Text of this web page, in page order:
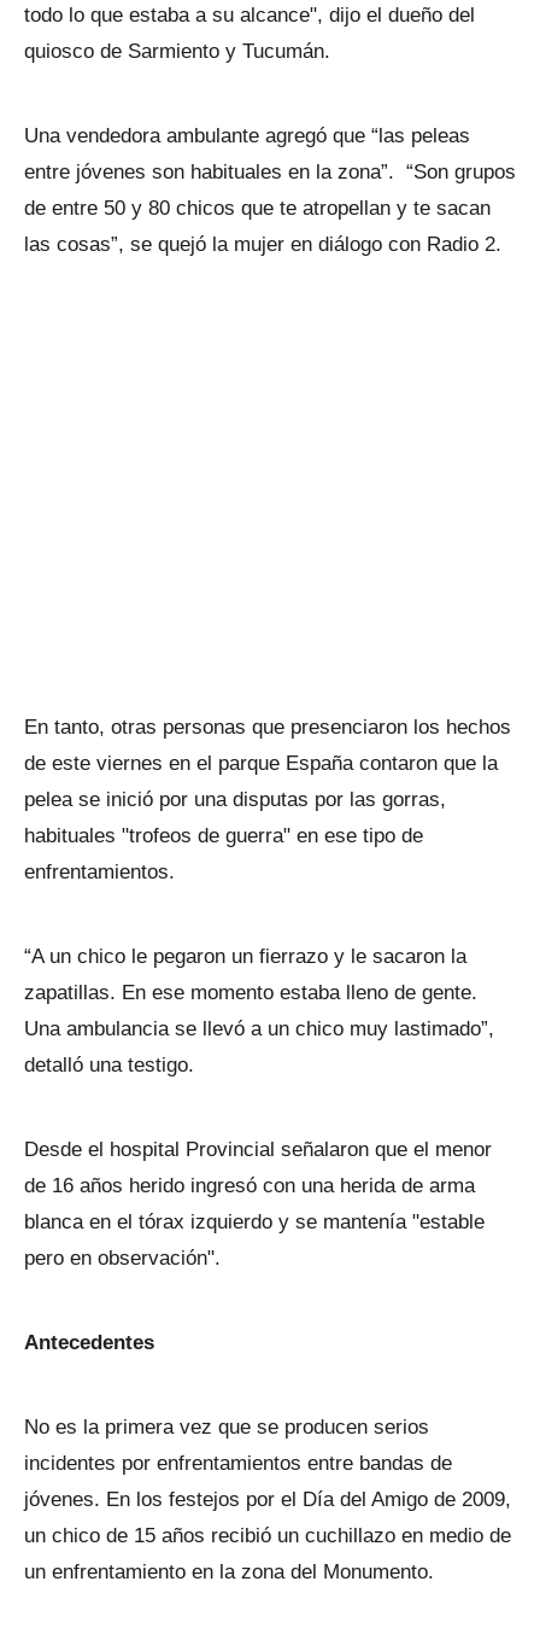
todo lo que estaba a su alcance", dijo el dueño del
quiosco de Sarmiento y Tucumán.
Una vendedora ambulante agregó que “las peleas
entre jóvenes son habituales en la zona”. “Son grupos
de entre 50 y 80 chicos que te atropellan y te sacan
las cosas”, se quejó la mujer en diálogo con Radio 2.
En tanto, otras personas que presenciaron los hechos
de este viernes en el parque España contaron que la
pelea se inició por una disputas por las gorras,
habituales "trofeos de guerra" en ese tipo de
enfrentamientos.
“A un chico le pegaron un fierrazo y le sacaron la
zapatillas. En ese momento estaba lleno de gente.
Una ambulancia se llevó a un chico muy lastimado”,
detalló una testigo.
Desde el hospital Provincial señalaron que el menor
de 16 años herido ingresó con una herida de arma
blanca en el tórax izquierdo y se mantenía "estable
pero en observación".
Antecedentes
No es la primera vez que se producen serios
incidentes por enfrentamientos entre bandas de
jóvenes. En los festejos por el Día del Amigo de 2009,
un chico de 15 años recibió un cuchillazo en medio de
un enfrentamiento en la zona del Monumento.